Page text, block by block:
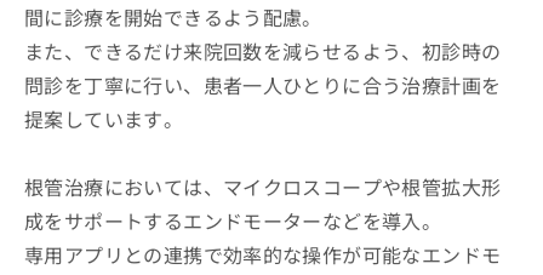
間に診療を開始できるよう配慮。
また、できるだけ来院回数を減らせるよう、初診時の
問診を丁寧に行い、患者一人ひとりに合う治療計画を
提案しています。
根管治療においては、マイクロスコープや根管拡大形
成をサポートするエンドモーターなどを導入。
専用アプリとの連携で効率的な操作が可能なエンドモ